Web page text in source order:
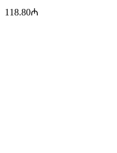
118.80₼